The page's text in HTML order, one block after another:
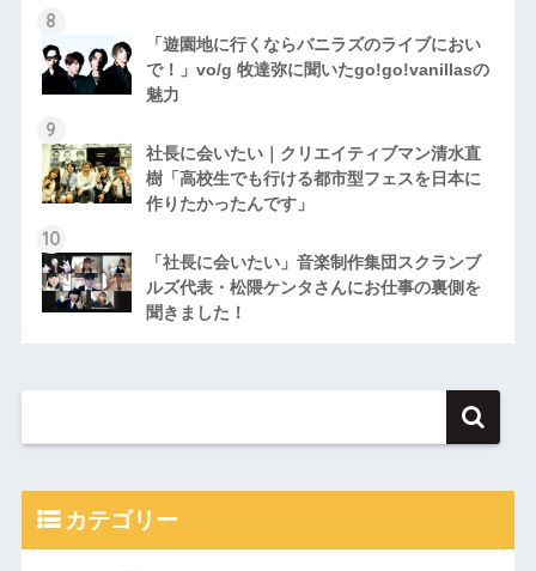
「遊園地に行くならバニラズのライブにおい
で！」vo/g 牧達弥に聞いたgo!go!vanillasの
魅力
社長に会いたい｜クリエイティブマン清水直
樹「高校生でも行ける都市型フェスを日本に
作りたかったんです」
「社長に会いたい」音楽制作集団スクランブ
ルズ代表・松隈ケンタさんにお仕事の裏側を
聞きました！
カテゴリー